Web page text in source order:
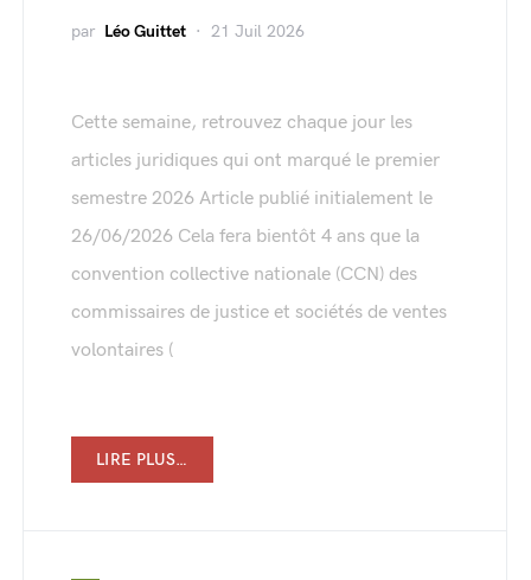
par Léo Guittet 21 Juil 2026
Cette semaine, retrouvez chaque jour les
articles juridiques qui ont marqué le premier
semestre 2026 Article publié initialement le
26/06/2026 Cela fera bientôt 4 ans que la
convention collective nationale (CCN) des
commissaires de justice et sociétés de ventes
volontaires (
LIRE PLUS…